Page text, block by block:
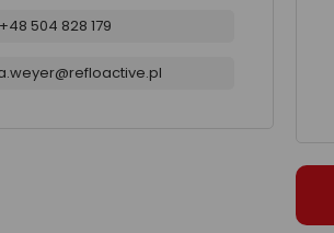
+48 504 828 179